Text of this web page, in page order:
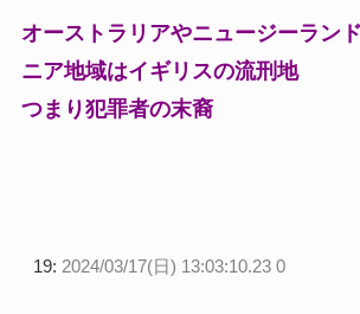
オーストラリアやニュージーラン
ニア地域はイギリスの流刑地
つまり犯罪者の末裔
19: 2024/03/17(日) 13:03:10.23 0